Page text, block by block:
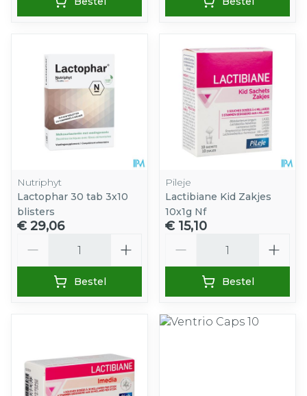
Nutriphyt
Lactophar 30 tab 3x10
blisters
€ 29,06
Bestel
Pileje
Lactibiane Kid Zakjes
10x1g Nf
€ 15,10
Bestel